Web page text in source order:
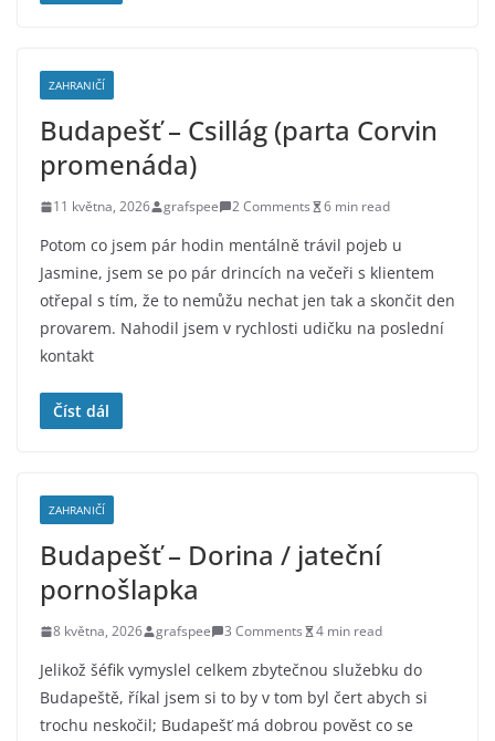
ZAHRANIČÍ
Budapešť – Csillág (parta Corvin
promenáda)
11 května, 2026 grafspee 2 Comments 6 min read
Potom co jsem pár hodin mentálně trávil pojeb u
Jasmine, jsem se po pár drincích na večeři s klientem
otřepal s tím, že to nemůžu nechat jen tak a skončit den
provarem. Nahodil jsem v rychlosti udičku na poslední
kontakt
Číst dál
ZAHRANIČÍ
Budapešť – Dorina / jateční
pornošlapka
8 května, 2026 grafspee 3 Comments 4 min read
Jelikož šéfik vymyslel celkem zbytečnou služebku do
Budapeště, říkal jsem si to by v tom byl čert abych si
trochu neskočil; Budapešť má dobrou pověst co se